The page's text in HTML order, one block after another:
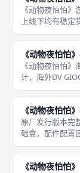
《动物夜怕怕
上线下均有稳定
意大利原版流通
国内新手玩家海
选购时需
《动物夜怕怕
《动物夜怕怕
计，海外DV
法》是基于国产
计团队独立创作
《动物夜怕怕
原厂发行版本完
础盒，配件配置
修正少量印刷裁
整；2019年游人
《动物夜怕怕